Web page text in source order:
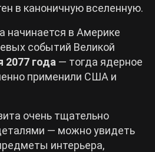
в каноничную вселенную.
начинается в Америке
событий Великой
2077 года — тогда ядерное
применили США и
очень тщательно
— можно увидеть
интерьера,